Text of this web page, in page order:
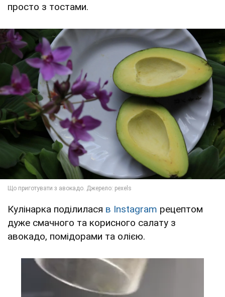
просто з тостами.
Кулінарка поділилася в Instagram рецептом
дуже смачного та корисного салату з
авокадо, помідорами та олією.